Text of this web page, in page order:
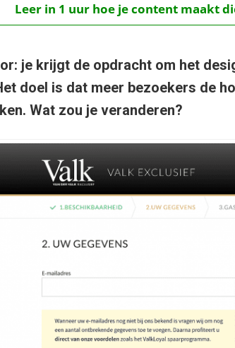
Leer in 1 uur hoe je content maakt
je krijgt de opdracht om het
doel is dat meer bezoekers de
Wat zou je veranderen?